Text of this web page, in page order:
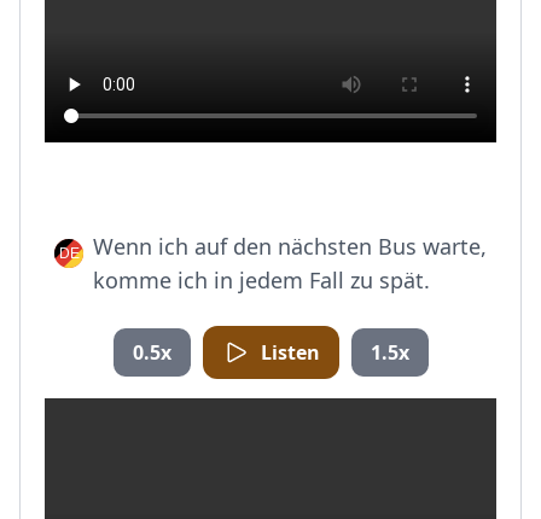
Wenn ich auf den nächsten Bus warte,
komme ich in jedem Fall zu spät.
0.5x Listen 1.5x